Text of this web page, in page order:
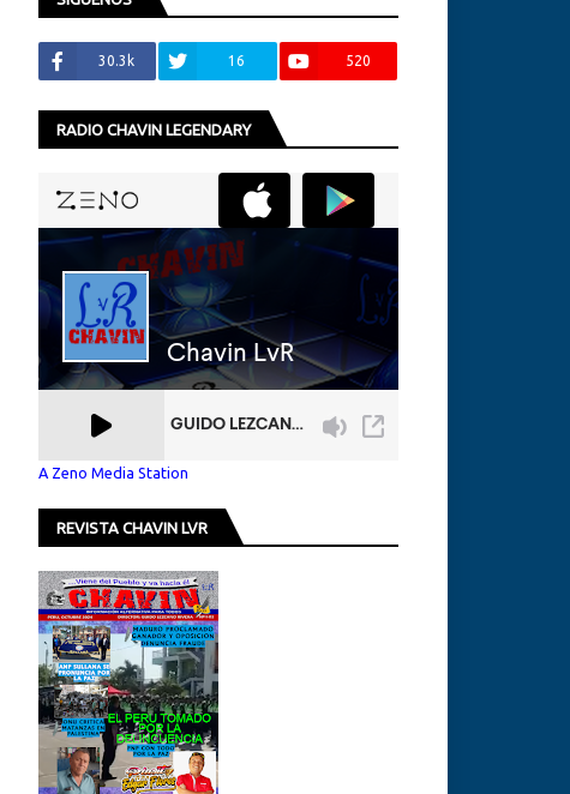
30.3k 16 520
RADIO CHAVIN LEGENDARY
A Zeno Media Station
REVISTA CHAVIN LVR